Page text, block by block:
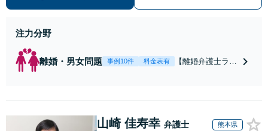
ご相談ください。
注力分野
離婚・男女問題 事例10件 料金表有
【離婚弁護士ラン
円】【離婚・不倫
山崎 佳寿幸 弁護士 熊本県